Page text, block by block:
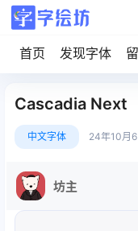
首页 发现字体
Cascadia Next
中文字体 24年10月6
坊主